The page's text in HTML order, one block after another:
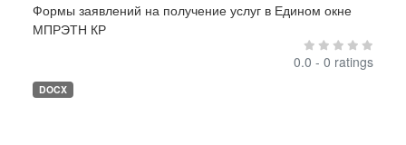
Формы заявлений на получение услуг в Едином окне
МПРЭТН КР
0.0 - 0 ratings
DOCX